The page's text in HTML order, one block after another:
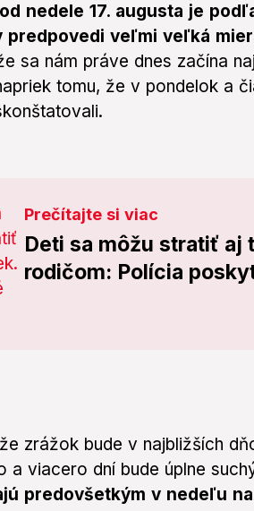
nedele 17. augusta je
predpovedi veľmi veľká
sa nám práve dnes začína
tomu, že v pondelok a
Prečítajte si viac
Deti sa môžu stratiť
rodičom: Polícia
zrážok bude v najbližších
a viacero dní bude úplne
predovšetkým v nedeľu